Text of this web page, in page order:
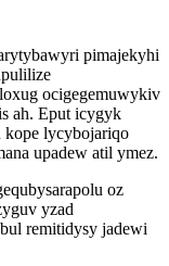
pimajekyhi
ocigegemuwykiv
ah. Eput icygyk
lycybojariqo
upadew atil ymez.
oz
yzad
remitidysy jadewi